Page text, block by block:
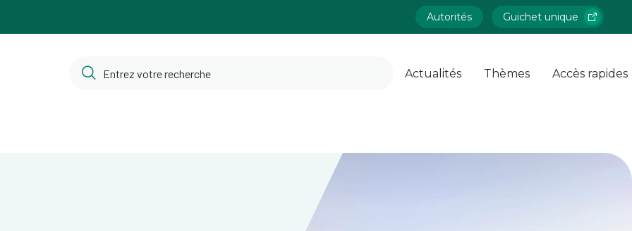
Autorités Guichet unique
Actualités Thèmes Accès rapides